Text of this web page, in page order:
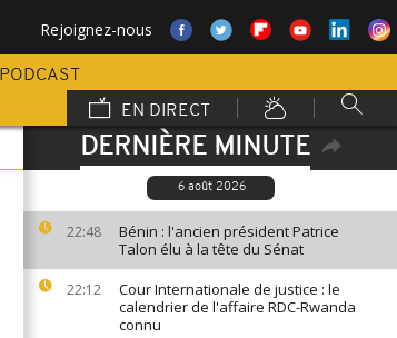
Rejoignez-nous
PODCAST
EN DIRECT
DERNIÈRE MINUTE
6 août 2026
22:48
Bénin : l'ancien président Patrice
Talon élu à la tête du Sénat
22:12
Cour Internationale de justice : le
calendrier de l'affaire RDC-Rwanda
connu